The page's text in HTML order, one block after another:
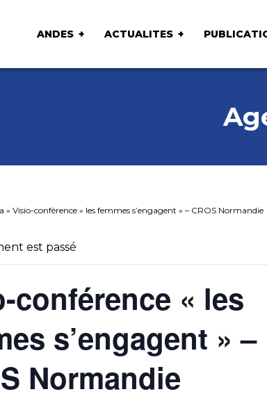
ANDES ACTUALITES
» Visio-conférence « les femmes s’engagent » – CROS Normandie
est passé
conférence « les
s’engagent » –
Normandie